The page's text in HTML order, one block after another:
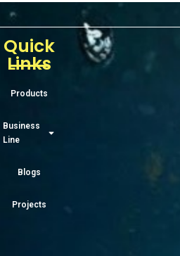
Quick
Links
Products
Business
Line
Blogs
Projects